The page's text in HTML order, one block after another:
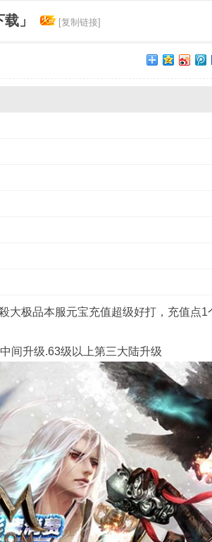
」 [复制链接]
大极品本服元宝充值超级好打，充值点1
间升级.63级以上第三大陆升级